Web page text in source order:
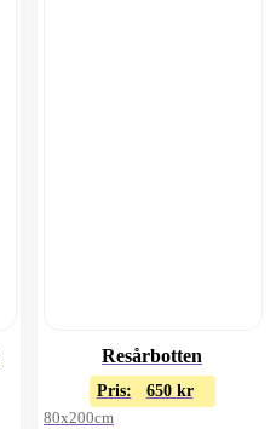
Resårbotten
Pris: 650 kr
80x200cm